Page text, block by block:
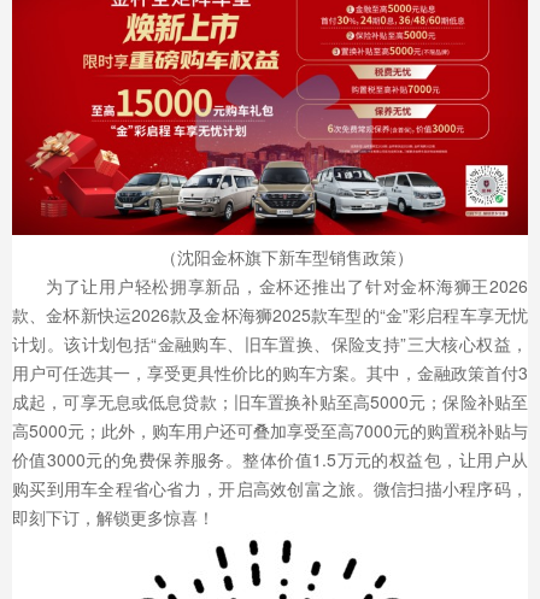
（沈阳金杯旗下新车型销售政策）
为了让用户轻松拥享新品，金杯还推出了针对金杯海狮王2026
款、金杯新快运2026款及金杯海狮2025款车型的“金”彩启程车享无忧
计划。该计划包括“金融购车、旧车置换、保险支持”三大核心权益，
用户可任选其一，享受更具性价比的购车方案。其中，金融政策首付3
成起，可享无息或低息贷款；旧车置换补贴至高5000元；保险补贴至
高5000元；此外，购车用户还可叠加享受至高7000元的购置税补贴与
价值3000元的免费保养服务。整体价值1.5万元的权益包，让用户从
购买到用车全程省心省力，开启高效创富之旅。微信扫描小程序码，
即刻下订，解锁更多惊喜！